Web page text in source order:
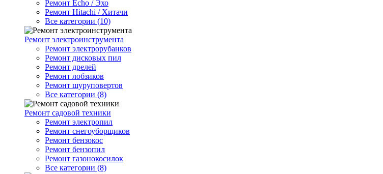
Ремонт Echo / Эхо
Ремонт Hitachi / Хитачи
Все категории (10)
Ремонт электроинструмента
Ремонт электрорубанков
Ремонт дисковых пил
Ремонт дрелей
Ремонт лобзиков
Ремонт шуруповертов
Все категории (8)
Ремонт садовой техники
Ремонт электропил
Ремонт снегоуборщиков
Ремонт бензокос
Ремонт бензопил
Ремонт газонокосилок
Все категории (8)